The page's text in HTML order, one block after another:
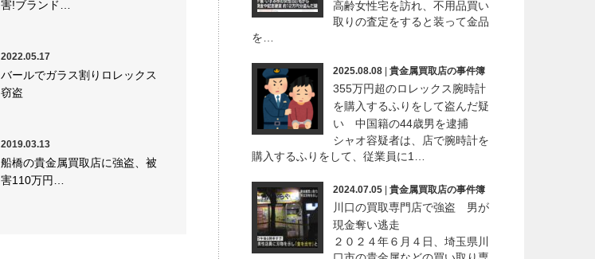
害!ブランド…
2022.05.17
バールでガラス割りロレックス
窃盗
2019.03.13
船橋の貴金属買取店に強盗、被
害110万円…
高齢女性宅を訪れ、不用品買い
取りの査定をすると装って金品
を…
2025.08.08 貴金属買取店の事件簿
355万円超のロレックス腕時計
を購入するふりをして盗んだ疑
い 中国籍の44歳男を逮捕
シャオ容疑者は、店で腕時計を
購入するふりをして、従業員に1…
2024.07.05 貴金属買取店の事件簿
川口の買取専門店で強盗 男が
現金奪い逃走
２０２４年６月４日、埼玉県川